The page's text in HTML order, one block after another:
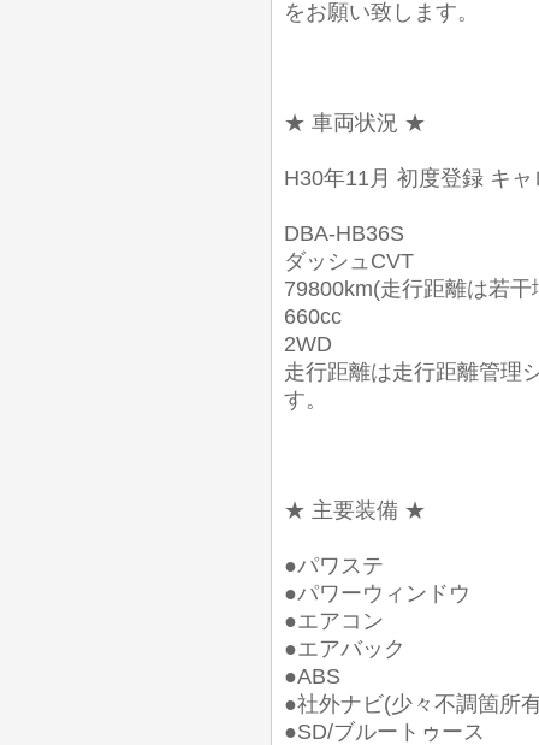
をお願い致します。
★ 車両状況 ★
H30年11月 初度登録 キャ
DBA-HB36S
ダッシュCVT
79800km(走行距離は若干
660cc
2WD
走行距離は走行距離管理
す。
★ 主要装備 ★
●パワステ
●パワーウィンドウ
●エアコン
●エアバック
●ABS
●社外ナビ(少々不調箇所
●SD/ブルートゥース